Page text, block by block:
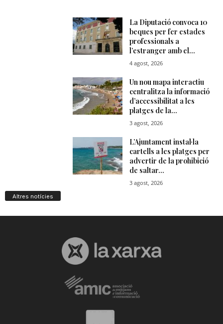
Altres notícies